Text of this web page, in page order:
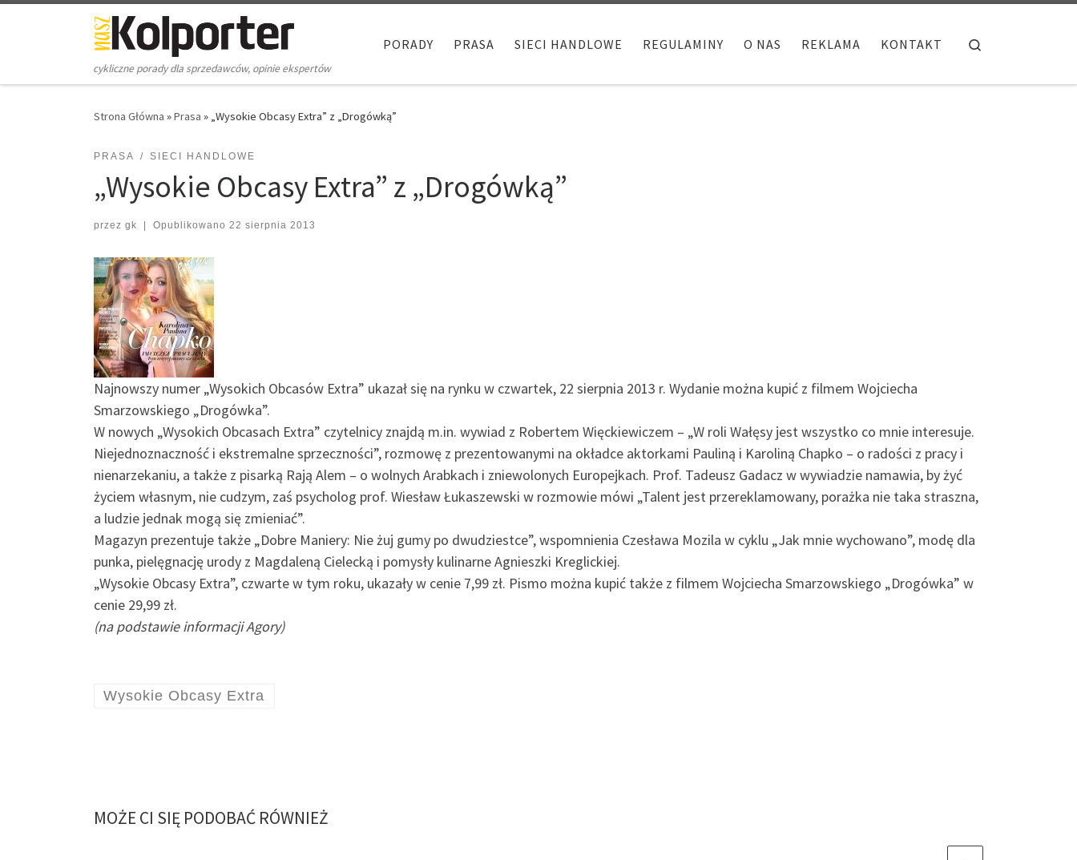
Skip to content
cykliczne porady dla sprzedawców, opinie ekspertów
PORADY PRASA SIECI HANDLOWE REGULAMINY O NAS REKLAMA KONTAKT
Strona Główna »Prasa » „Wysokie Obcasy Extra” z „Drogówką”
PRASA SIECI HANDLOWE
„Wysokie Obcasy Extra” z „Drogówką”
przez gk Opublikowano 22 sierpnia 2013
Najnowszy numer „Wysokich Obcasów Extra” ukazał się na rynku w czwartek, 22 sierpnia 2013 r. Wydanie można kupić z filmem Wojciecha
Smarzowskiego „Drogówka”.
W nowych „Wysokich Obcasach Extra” czytelnicy znajdą m.in. wywiad z Robertem Więckiewiczem – „W roli Wałęsy jest wszystko co mnie interesuje.
Niejednoznaczność i ekstremalne sprzeczności”, rozmowę z prezentowanymi na okładce aktorkami Pauliną i Karoliną Chapko – o radości z pracy i
nienarzekaniu, a także z pisarką Rają Alem – o wolnych Arabkach i zniewolonych Europejkach. Prof. Tadeusz Gadacz w wywiadzie namawia, by żyć
życiem własnym, nie cudzym, zaś psycholog prof. Wiesław Łukaszewski w rozmowie mówi „Talent jest przereklamowany, porażka nie taka straszna,
a ludzie jednak mogą się zmieniać”.
Magazyn prezentuje także „Dobre Maniery: Nie żuj gumy po dwudziestce”, wspomnienia Czesława Mozila w cyklu „Jak mnie wychowano”, modę dla
punka, pielęgnację urody z Magdaleną Cielecką i pomysły kulinarne Agnieszki Kreglickiej.
„Wysokie Obcasy Extra”, czwarte w tym roku, ukazały w cenie 7,99 zł. Pismo można kupić także z filmem Wojciecha Smarzowskiego „Drogówka” w
cenie 29,99 zł.
(na podstawie informacji Agory)
Wysokie Obcasy Extra
MOŻE CI SIĘ PODOBAĆ RÓWNIEŻ